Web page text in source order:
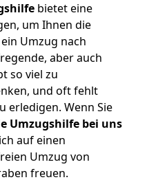
bietet eine
um Ihnen die
Umzug nach
aber auch
so viel zu
und oft fehlt
erledigen. Wenn Sie
Umzugshilfe bei uns
auf einen
Umzug von
freuen.